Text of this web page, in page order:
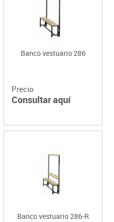
Banco vestuario 286
Precio
Consultar aquí
Banco vestuario 286-R